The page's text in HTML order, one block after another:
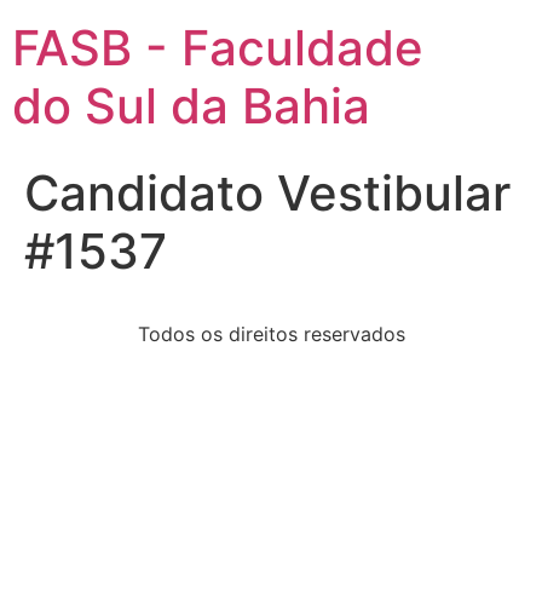
FASB - Faculdade
do Sul da Bahia
Candidato Vestibular
#1537
Todos os direitos reservados